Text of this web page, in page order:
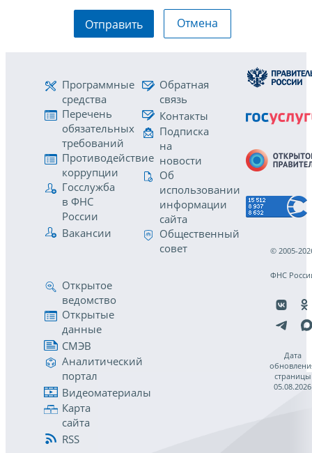
Отправить Отмена
Программные
средства
Перечень
обязательных
требований
Противодействие
коррупции
Госслужба
в ФНС
России
Вакансии
Обратная
связь
Контакты
Подписка
на
новости
Об
использовании
информации
сайта
Общественный
совет
Открытое
ведомство
Открытые
данные
СМЭВ
Аналитический
портал
Видеоматериалы
Карта
сайта
RSS
© 2005-
ФНС
Дата
страницы
05.08.2026